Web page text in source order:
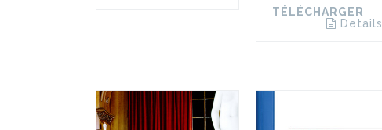
TÉLÉCHARGER
Details